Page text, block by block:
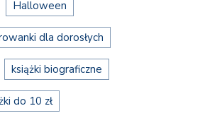
Halloween
dla dorosłych
książki biograficzne
do 10 zł